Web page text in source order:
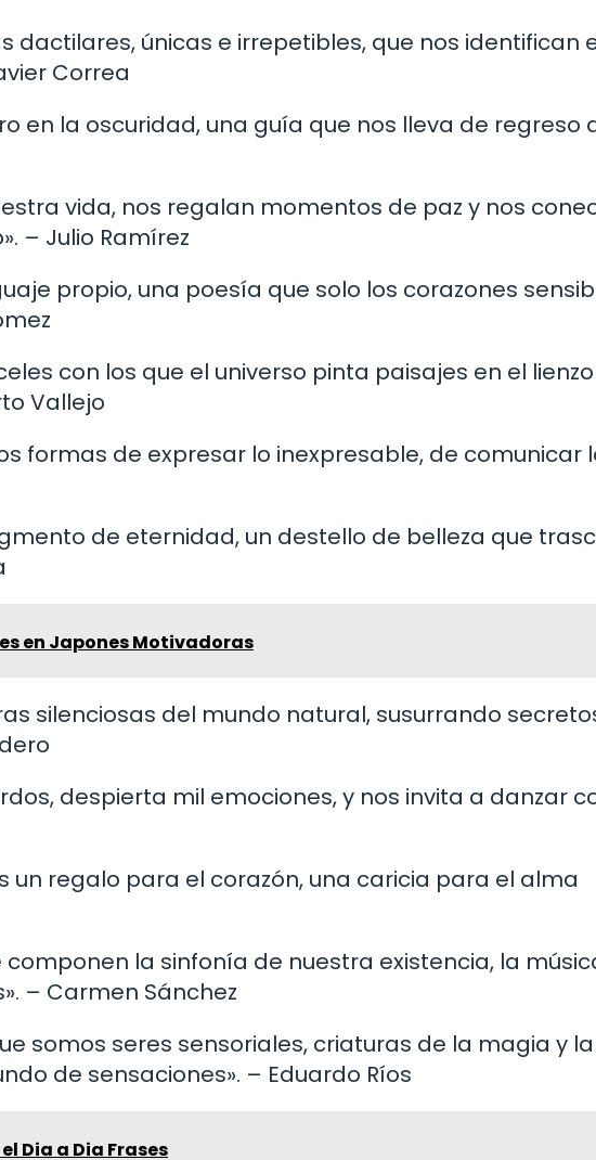
dactilares, únicas e irrepetibles, que nos identifican
Correa
en la oscuridad, una guía que nos lleva de regreso
vida, nos regalan momentos de paz y nos
– Julio Ramírez
propio, una poesía que solo los corazones
con los que el universo pinta paisajes en el
Vallejo
formas de expresar lo inexpresable, de comunicar
de eternidad, un destello de belleza que
en Japones Motivadoras
silenciosas del mundo natural, susurrando
despierta mil emociones, y nos invita a danzar
un regalo para el corazón, una caricia para el alma
componen la sinfonía de nuestra existencia, la
– Carmen Sánchez
somos seres sensoriales, criaturas de la magia y la
de sensaciones». – Eduardo Ríos
Dia a Dia Frases